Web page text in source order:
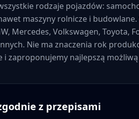
rodzaje pojazdów:
maszyny rolnicze i
Mercedes, Volkswagen, Toyota,
Nie ma znaczenia rok
zaproponujemy najlepszą możliwą
z przepisami